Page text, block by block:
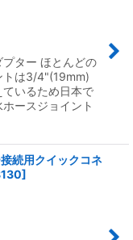
ター ほとんどの
トは3/4"(19mm)
いるため日本で
ースジョイント
続用クイックコネ
]